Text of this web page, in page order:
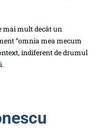
mai mult decât un
“omnia mea mecum
indiferent de drumul